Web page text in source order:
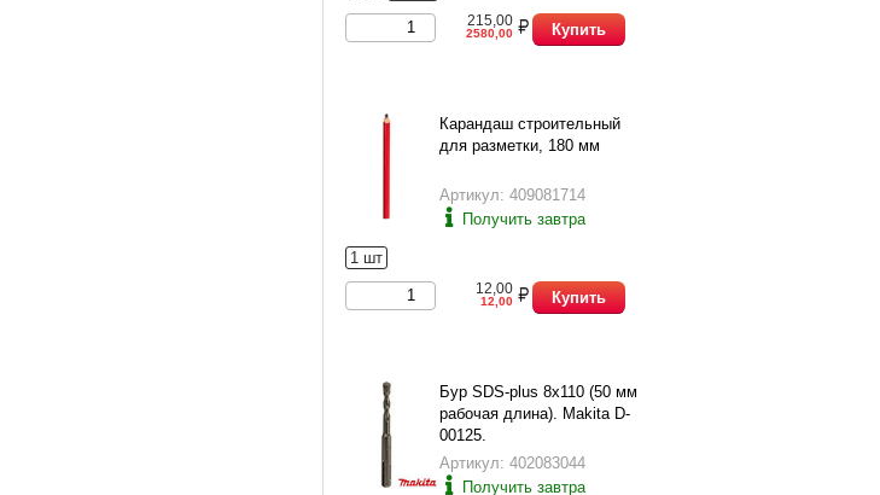
215,00
2580,00 Купить
Карандаш строительный
для разметки, 180 мм
Артикул: 409081714
Получить завтра
1 шт
12,00
12,00 Купить
Бур SDS-plus 8х110 (50 мм
рабочая длина). Makita D-
00125.
Артикул: 402083044
Получить завтра